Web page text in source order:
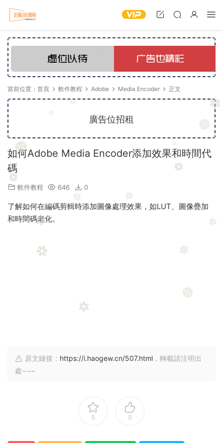
當前位置： 首頁 軟件教程 Adobe Media Encoder 正文
廣告位招租
如何Adobe Media Encoder添加效果和時間代
碼
軟件教程 646 0
了解如何在編碼剪輯時添加圖像處理效果，如LUT、圖像疊加
和時間碼老化。
原文鏈接： https://i.haogew.cn/507.html ，轉載請注明出
處~~~
0 0